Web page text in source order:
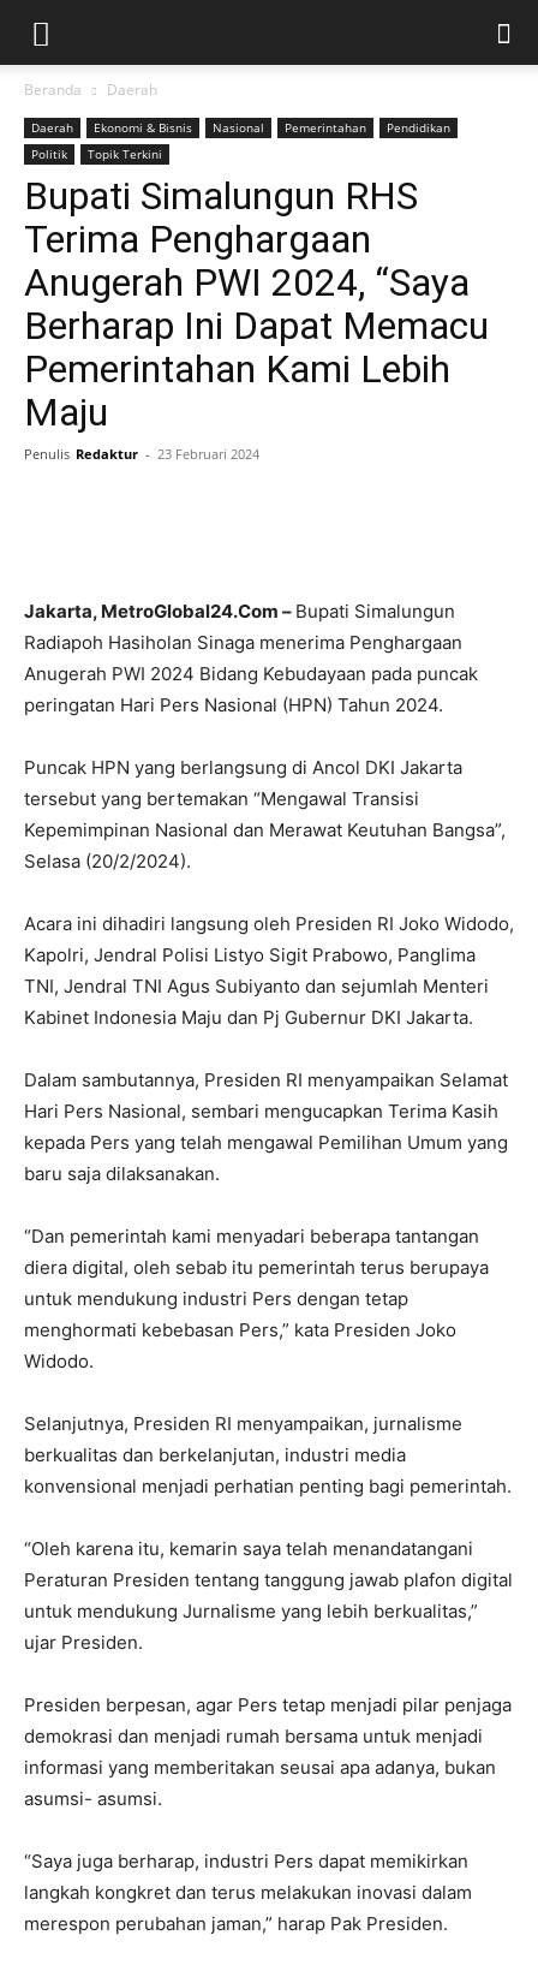
Beranda Daerah
Daerah Ekonomi & Bisnis Nasional Pemerintahan
Pendidikan
Politik
Topik Terkini
Bupati Simalungun RHS
Terima Penghargaan
Anugerah PWI 2024, “Saya
Berharap Ini Dapat Memacu
Pemerintahan Kami Lebih
Maju
Penulis Redaktur - 23 Februari 2024
Jakarta, MetroGlobal24.Com – Bupati Simalungun
Radiapoh Hasiholan Sinaga menerima Penghargaan
Anugerah PWI 2024 Bidang Kebudayaan pada puncak
peringatan Hari Pers Nasional (HPN) Tahun 2024.
Puncak HPN yang berlangsung di Ancol DKI Jakarta
tersebut yang bertemakan “Mengawal Transisi
Kepemimpinan Nasional dan Merawat Keutuhan Bangsa”,
Selasa (20/2/2024).
Acara ini dihadiri langsung oleh Presiden RI Joko Widodo,
Kapolri, Jendral Polisi Listyo Sigit Prabowo, Panglima
TNI, Jendral TNI Agus Subiyanto dan sejumlah Menteri
Kabinet Indonesia Maju dan Pj Gubernur DKI Jakarta.
Dalam sambutannya, Presiden RI menyampaikan Selamat
Hari Pers Nasional, sembari mengucapkan Terima Kasih
kepada Pers yang telah mengawal Pemilihan Umum yang
baru saja dilaksanakan.
“Dan pemerintah kami menyadari beberapa tantangan
diera digital, oleh sebab itu pemerintah terus berupaya
untuk mendukung industri Pers dengan tetap
menghormati kebebasan Pers,” kata Presiden Joko
Widodo.
Selanjutnya, Presiden RI menyampaikan, jurnalisme
berkualitas dan berkelanjutan, industri media
konvensional menjadi perhatian penting bagi pemerintah.
“Oleh karena itu, kemarin saya telah menandatangani
Peraturan Presiden tentang tanggung jawab plafon digital
untuk mendukung Jurnalisme yang lebih berkualitas,”
ujar Presiden.
Presiden berpesan, agar Pers tetap menjadi pilar penjaga
demokrasi dan menjadi rumah bersama untuk menjadi
informasi yang memberitakan seusai apa adanya, bukan
asumsi- asumsi.
“Saya juga berharap, industri Pers dapat memikirkan
langkah kongkret dan terus melakukan inovasi dalam
merespon perubahan jaman,” harap Pak Presiden.